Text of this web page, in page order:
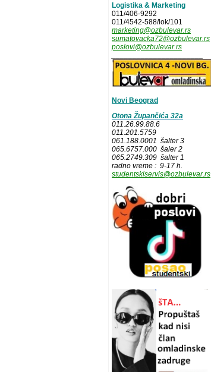
Logistika & Marketing
011/406-9292
011/4542-588/lok/101
marketing@ozbulevar.rs
sumatovacka72@ozbulevar.rs
poslovi@ozbulevar.rs
Novi Beograd
Otona Župančića 32a
011.26.99.88.6
011.201.5759
061.188.0001 šalter 3
065.6757.000 šaler 2
065.2749.309 šalter 1
radno vreme : 9-17 h.
studentskiservis@ozbulevar.rs